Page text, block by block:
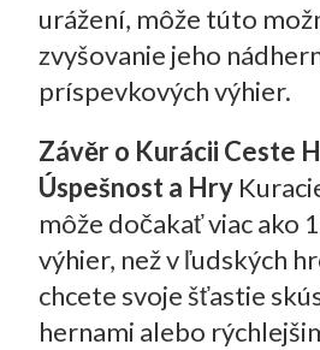
urážení, môže túto
zvyšovanie jeho
príspevkových výhier.
Závěr o Kurácii Ceste
Úspešnost a Hry
môže dočakať viac ako
výhier, než v ľudských
chcete svoje šťastie
hernami alebo